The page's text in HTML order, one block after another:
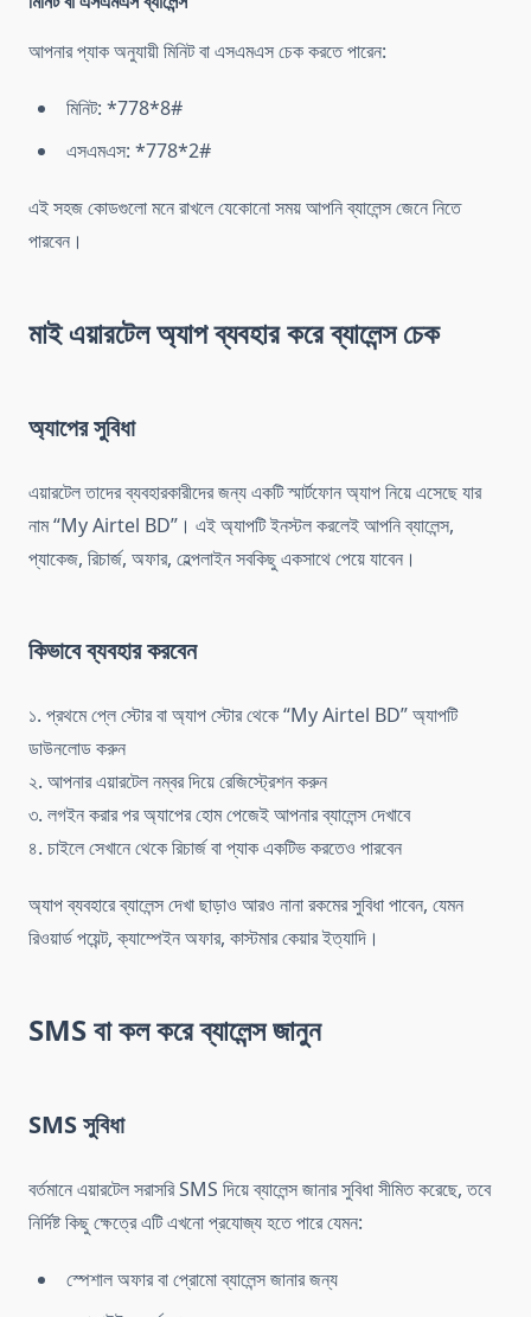
আপনার প্যাক অনুযায়ী মিনিট বা এসএমএস চেক করতে পারেন:
মিনিট: *778*8#
এসএমএস: *778*2#
এই সহজ কোডগুলো মনে রাখলে যেকোনো সময় আপনি ব্যালেন্স জেনে নিতে
পারবেন।
মাই এয়ারটেল অ্যাপ ব্যবহার করে ব্যালেন্স চেক
অ্যাপের সুবিধা
এয়ারটেল তাদের ব্যবহারকারীদের জন্য একটি স্মার্টফোন অ্যাপ নিয়ে এসেছে যার
নাম “My Airtel BD”। এই অ্যাপটি ইনস্টল করলেই আপনি ব্যালেন্স,
প্যাকেজ, রিচার্জ, অফার, হেল্পলাইন সবকিছু একসাথে পেয়ে যাবেন।
কিভাবে ব্যবহার করবেন
১. প্রথমে প্লে স্টোর বা অ্যাপ স্টোর থেকে “My Airtel BD” অ্যাপটি
ডাউনলোড করুন
২. আপনার এয়ারটেল নম্বর দিয়ে রেজিস্ট্রেশন করুন
৩. লগইন করার পর অ্যাপের হোম পেজেই আপনার ব্যালেন্স দেখাবে
৪. চাইলে সেখানে থেকে রিচার্জ বা প্যাক একটিভ করতেও পারবেন
অ্যাপ ব্যবহারে ব্যালেন্স দেখা ছাড়াও আরও নানা রকমের সুবিধা পাবেন, যেমন
রিওয়ার্ড পয়েন্ট, ক্যাম্পেইন অফার, কাস্টমার কেয়ার ইত্যাদি।
SMS বা কল করে ব্যালেন্স জানুন
SMS সুবিধা
বর্তমানে এয়ারটেল সরাসরি SMS দিয়ে ব্যালেন্স জানার সুবিধা সীমিত করেছে, তবে
নির্দিষ্ট কিছু ক্ষেত্রে এটি এখনো প্রযোজ্য হতে পারে যেমন:
স্পেশাল অফার বা প্রোমো ব্যালেন্স জানার জন্য